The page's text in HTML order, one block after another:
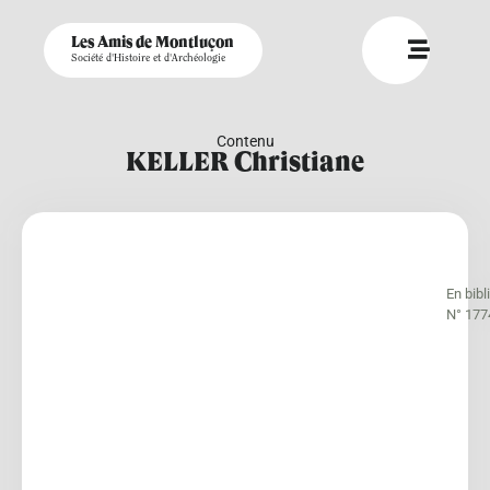
Les Amis de Montluçon
Société d'Histoire et d'Archéologie
Contenu
KELLER Christiane
En
N°